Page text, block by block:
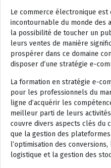
Le commerce électronique
incontournable du monde des
la possibilité de toucher un
leurs ventes de manière
prospérer dans ce domaine
disposer d’une stratégie e-
La formation en stratégie e-
pour les professionnels du
ligne d’acquérir les
meilleur parti de leurs
couvre divers aspects clés du
que la gestion des
l’optimisation des
logistique et la gestion des